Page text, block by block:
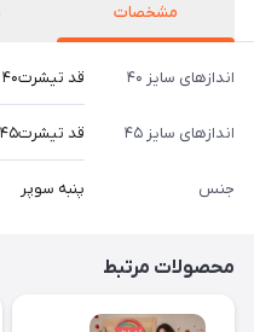
مشخصات
اندازهای سایز ۴۰ قد تیشرت۴۰ پهنا از یکطرف ۳۲ قد شلوارک ۳۷
اندازهای سایز ۴۵ قد تیشرت۴۵ پهنا از یکطرف ۳۶ قد شلوارک ۴۰
جنس پنبه سوپر
محصولات مرتبط